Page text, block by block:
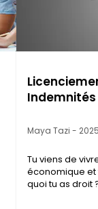
Maya Tazi -
Tu viens de
économique
quoi tu as droit